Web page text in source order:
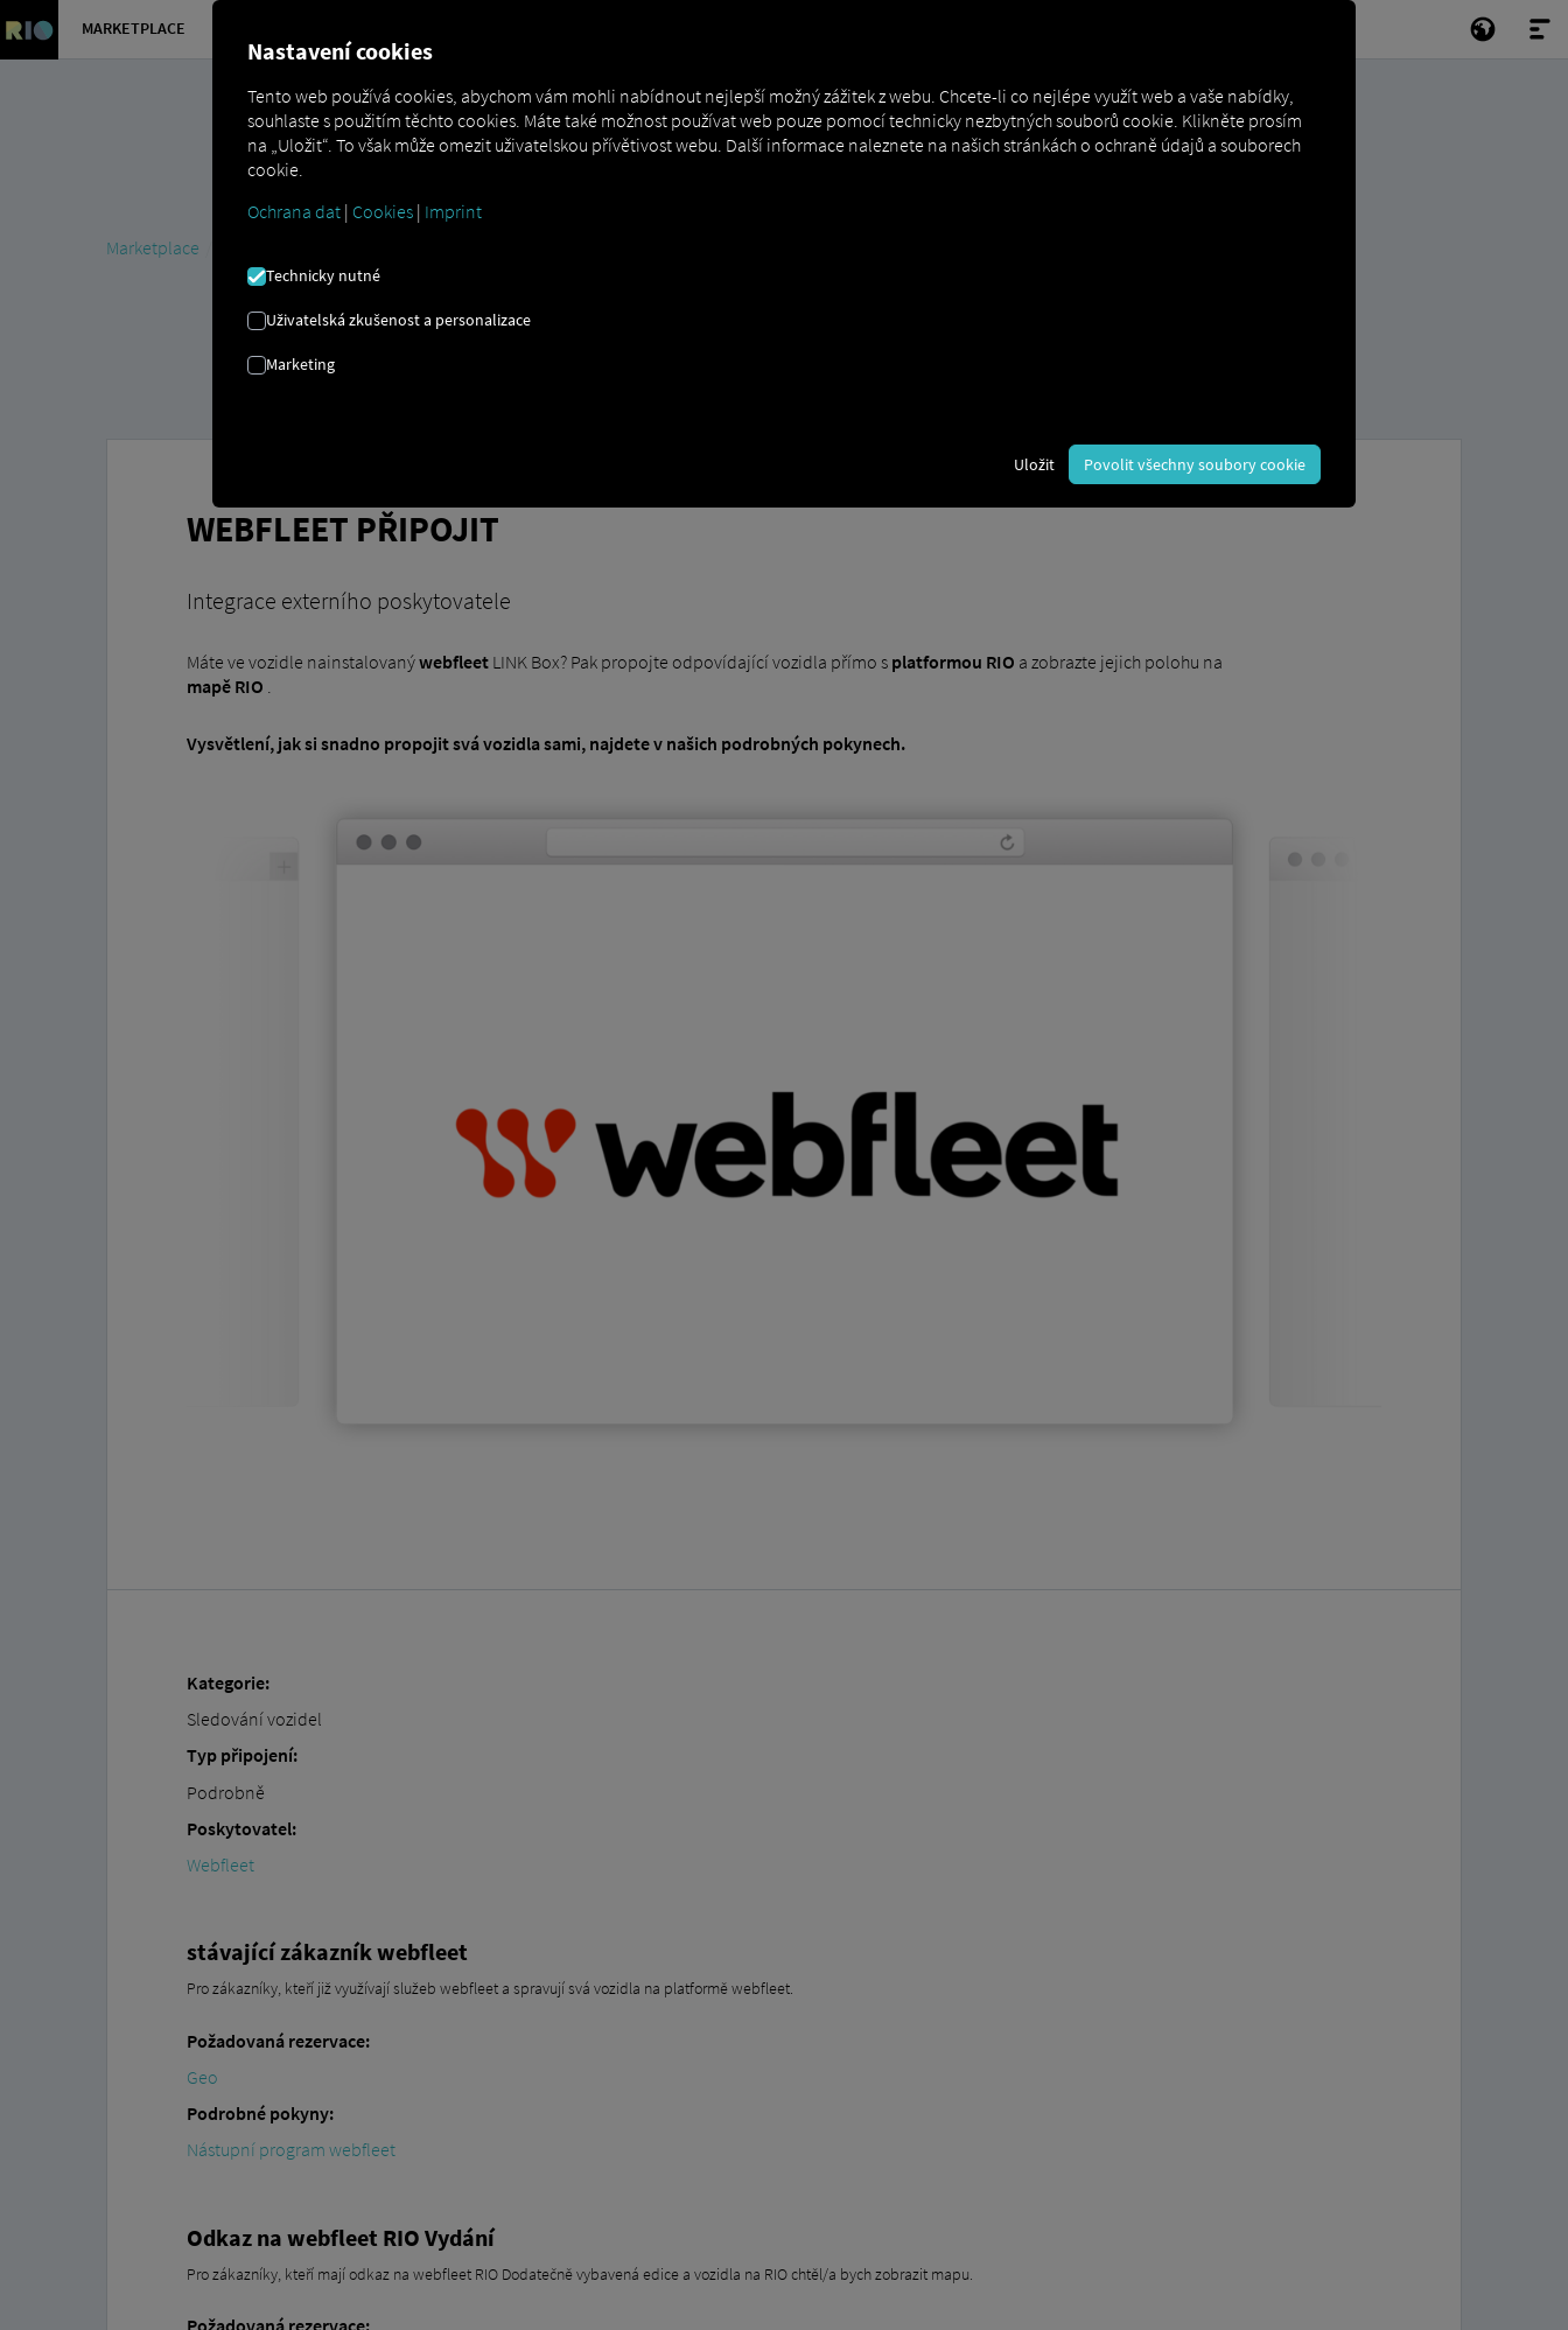
MARKETPLACE
Marketplace
WEBFLEET PŘIPOJIT
Integrace externího poskytovatele
Máte ve vozidle nainstalovanýwebfleetLINK Box? Pak propojte odpovídající vozidla přímo s platformou RIO a zobrazte jejich polohu na
mapě RIO .
Vysvětlení, jak si snadno propojit svá vozidla sami, najdete v našich podrobných pokynech.
Kategorie:
Sledování vozidel
Typ připojení:
Podrobně
Poskytovatel:
Webfleet
stávající zákazník webfleet
Pro zákazníky, kteří již využívají služeb webfleet a spravují svá vozidla na platformě webfleet.
Požadovaná rezervace:
Geo
Podrobné pokyny:
Nástupní program webfleet
Odkaz na webfleet RIO Vydání
Pro zákazníky, kteří mají odkaz na webfleet RIO Dodatečně vybavená edice a vozidla na RIO chtěl/a bych zobrazit mapu.
Nastavení cookies
Tento web používá cookies, abychom vám mohli nabídnout nejlepší možný zážitek z webu. Chcete-li co nejlépe využít web a vaše nabídky,
souhlaste s použitím těchto cookies. Máte také možnost používat web pouze pomocí technicky nezbytných souborů cookie. Klikněte prosím
na „Uložit“. To však může omezit uživatelskou přívětivost webu. Další informace naleznete na našich stránkách o ochraně údajů a souborech
cookie.
Ochrana dat | Cookies | Imprint
Technicky nutné
Uživatelská zkušenost a personalizace
Marketing
Uložit Povolit všechny soubory cookie